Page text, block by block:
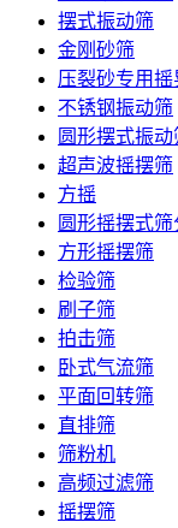
摆式振动筛
金刚砂筛
压裂砂专用摇
不锈钢振动筛
圆形摆式振动
超声波摇摆筛
方摇
圆形摇摆式筛
方形摇摆筛
检验筛
刷子筛
拍击筛
卧式气流筛
平面回转筛
直排筛
筛粉机
高频过滤筛
摇摆筛